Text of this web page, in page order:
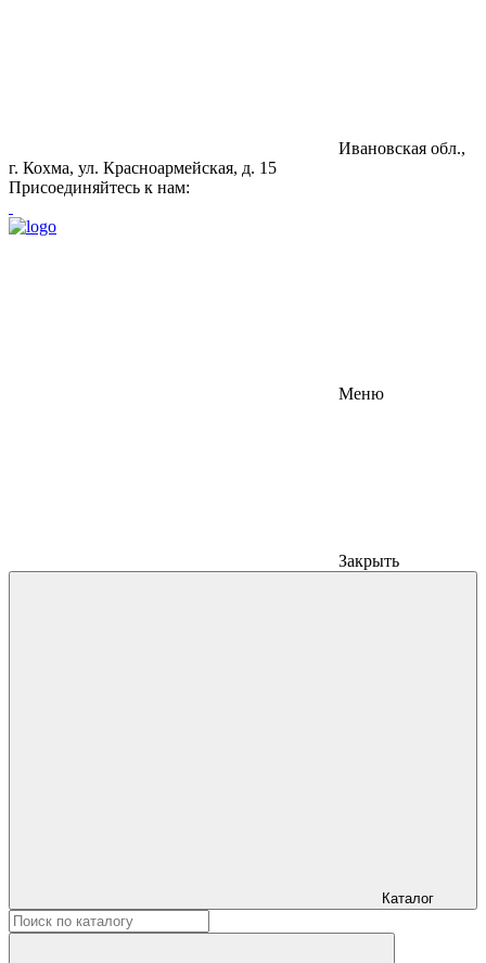
Ивановская обл.,
г. Кохма, ул. Красноармейская, д. 15
Присоединяйтесь к нам:
Меню
Закрыть
Каталог